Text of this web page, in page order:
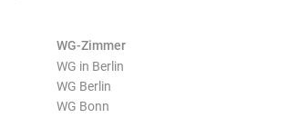
WG-Zimmer
WG in Berlin
WG Berlin
WG Bonn